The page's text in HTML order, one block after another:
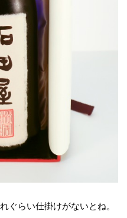
ぐらい仕掛けがないとね。